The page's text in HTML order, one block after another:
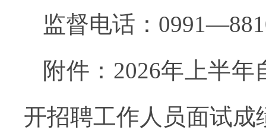
监督电话： 0991—
附件 ： 2026年 上半年
开招聘工作人员面试成